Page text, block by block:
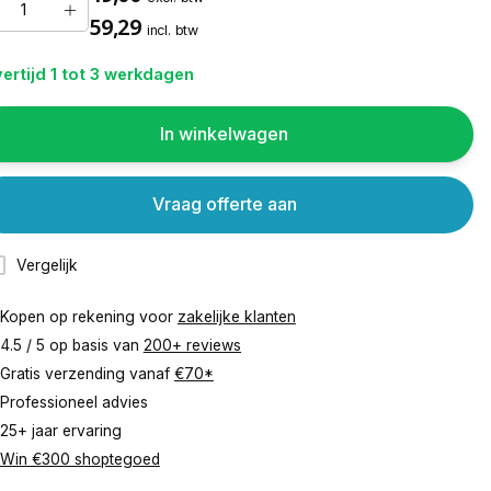
59,29 incl. btw
1 tot 3 werkdagen
In winkelwagen
Vergelijk
Vraag offerte aan
Kopen op rekening voor zakelijke klanten
4.5 / 5 op basis van 200+ reviews
Gratis verzending vanaf €70*
Professioneel advies
25+ jaar ervaring
Win €300 shoptegoed